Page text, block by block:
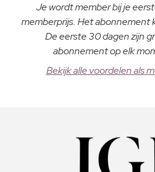
Je wordt member bij je
memberprijs. Het abonnement
De eerste 30 dagen zijn
abonnement op elk
Bekijk alle voordelen als